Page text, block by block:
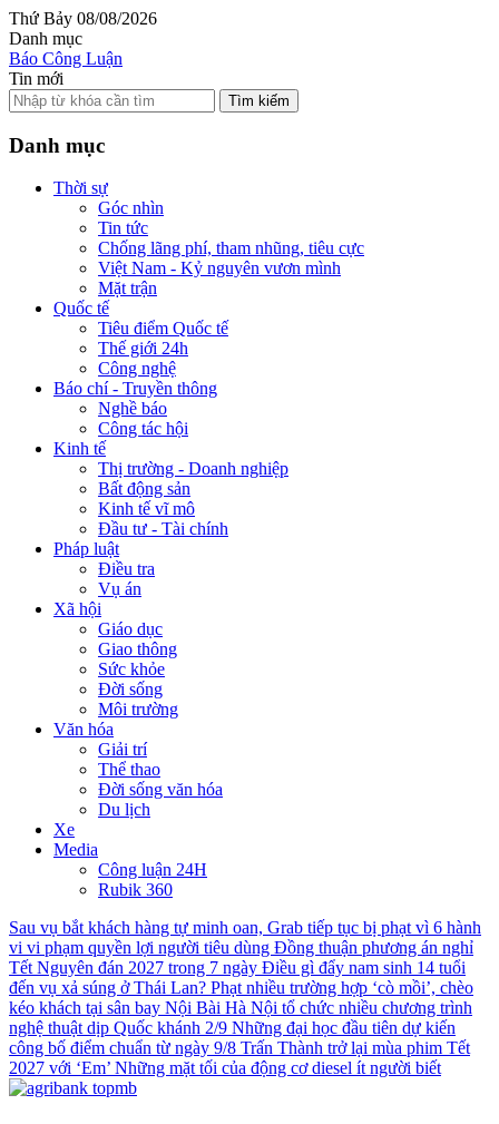
Thứ Bảy 08/08/2026
Danh mục
Báo Công Luận
Tin mới
Tìm kiếm
Danh mục
Thời sự
Góc nhìn
Tin tức
Chống lãng phí, tham nhũng, tiêu cực
Việt Nam - Kỷ nguyên vươn mình
Mặt trận
Quốc tế
Tiêu điểm Quốc tế
Thế giới 24h
Công nghệ
Báo chí - Truyền thông
Nghề báo
Công tác hội
Kinh tế
Thị trường - Doanh nghiệp
Bất động sản
Kinh tế vĩ mô
Đầu tư - Tài chính
Pháp luật
Điều tra
Vụ án
Xã hội
Giáo dục
Giao thông
Sức khỏe
Đời sống
Môi trường
Văn hóa
Giải trí
Thể thao
Đời sống văn hóa
Du lịch
Xe
Media
Công luận 24H
Rubik 360
Sau vụ bắt khách hàng tự minh oan, Grab tiếp tục bị phạt vì 6 hành
vi vi phạm quyền lợi người tiêu dùng Đồng thuận phương án nghỉ
Tết Nguyên đán 2027 trong 7 ngày Điều gì đẩy nam sinh 14 tuổi
đến vụ xả súng ở Thái Lan? Phạt nhiều trường hợp ‘cò mồi’, chèo
kéo khách tại sân bay Nội Bài Hà Nội tổ chức nhiều chương trình
nghệ thuật dịp Quốc khánh 2/9 Những đại học đầu tiên dự kiến
công bố điểm chuẩn từ ngày 9/8 Trấn Thành trở lại mùa phim Tết
2027 với ‘Em’ Những mặt tối của động cơ diesel ít người biết